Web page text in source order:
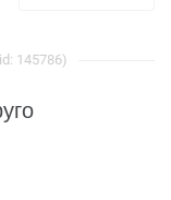
145786)